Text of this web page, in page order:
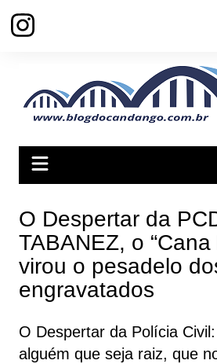
para
O Despertar da
TABANEZ, o “Cana
virou o pesadelo
engravatados
O Despertar da Polícia
alguém que seja raiz, que